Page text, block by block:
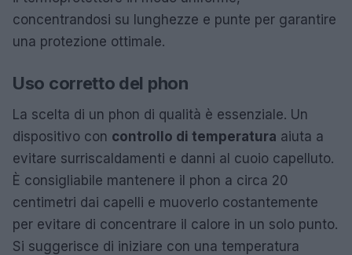
concentrandosi su lunghezze e punte per garantire
una protezione ottimale.
Uso corretto del phon
La scelta di un phon di qualità è essenziale. Un
dispositivo con controllo di temperatura aiuta a
evitare surriscaldamenti e danni al cuoio capelluto.
È consigliabile mantenere il phon a circa 20
centimetri dai capelli e muoverlo costantemente
per evitare di concentrare il calore in un solo punto.
Si suggerisce di iniziare con una temperatura